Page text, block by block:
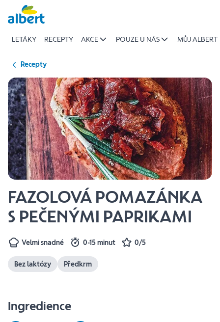
Přeskočit
LETÁKY RECEPTY AKCE POUZE U NÁS MŮJ ALBERT
Recepty
FAZOLOVÁ POMAZÁNKA
S PEČENÝMI PAPRIKAMI
Velmi snadné 0-15 minut 0/5
Bez laktózy Předkrm
Ingredience